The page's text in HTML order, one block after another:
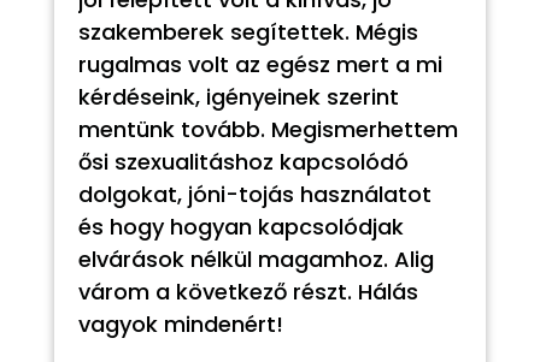
szakemberek segítettek. Mégis
rugalmas volt az egész mert a mi
kérdéseink, igényeinek szerint
mentünk tovább. Megismerhettem
ősi szexualitáshoz kapcsolódó
dolgokat, jóni-tojás használatot
és hogy hogyan kapcsolódjak
elvárások nélkül magamhoz. Alig
várom a következő részt. Hálás
vagyok mindenért!